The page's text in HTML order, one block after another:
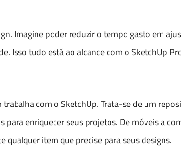
Imagine poder reduzir o tempo gasto em
Isso tudo está ao alcance com o SketchUp
com o SketchUp. Trata-se de um
enriquecer seus projetos. De móveis a
item que precise para seus designs.